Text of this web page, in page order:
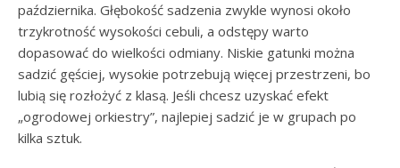
października. Głębokość sadzenia zwykle wynosi około
trzykrotność wysokości cebuli, a odstępy warto
dopasować do wielkości odmiany. Niskie gatunki można
sadzić gęściej, wysokie potrzebują więcej przestrzeni, bo
lubią się rozłożyć z klasą. Jeśli chcesz uzyskać efekt
„ogrodowej orkiestry”, najlepiej sadzić je w grupach po
kilka sztuk.